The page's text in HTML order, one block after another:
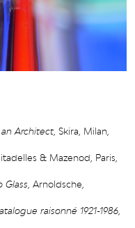
an Architect , Skira, Milan,
& Mazenod, Paris,
Glass , Arnoldsche,
raisonné 1921-1986